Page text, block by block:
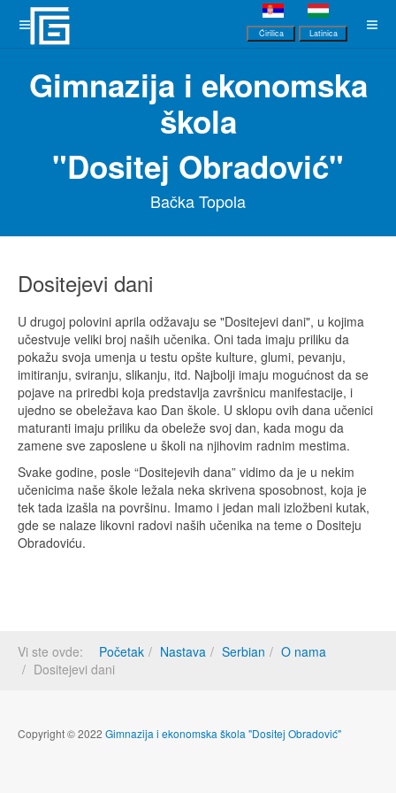
Ćirilica Latinica
Gimnazija i ekonomska
škola
"Dositej Obradović"
Bačka Topola
Dositejevi dani
U drugoj polovini aprila odžavaju se "Dositejevi dani", u kojima
učestvuje veliki broj naših učenika. Oni tada imaju priliku da
pokažu svoja umenja u testu opšte kulture, glumi, pevanju,
imitiranju, sviranju, slikanju, itd. Najbolji imaju mogućnost da se
pojave na priredbi koja predstavlja završnicu manifestacije, i
ujedno se obeležava kao Dan škole. U sklopu ovih dana učenici
maturanti imaju priliku da obeleže svoj dan, kada mogu da
zamene sve zaposlene u školi na njihovim radnim mestima.
Svake godine, posle “Dositejevih dana” vidimo da je u nekim
učenicima naše škole ležala neka skrivena sposobnost, koja je
tek tada izašla na površinu. Imamo i jedan mali izložbeni kutak,
gde se nalaze likovni radovi naših učenika na teme o Dositeju
Obradoviću.
Vi ste ovde: Početak Nastava Serbian
O nama
Dositejevi dani
Copyright © 2022 Gimnazija i ekonomska škola "Dositej Obradović"